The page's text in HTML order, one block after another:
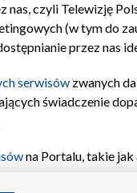
czyli Telewizję
(w tym do
przez nas
serwisów zwanych
świadczenie
na Portalu, takie